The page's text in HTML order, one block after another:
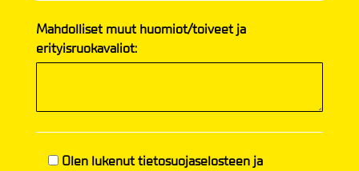
Mahdolliset muut huomiot/toiveet ja
erityisruokavaliot:
Olen lukenuttietosuojaselosteen ja